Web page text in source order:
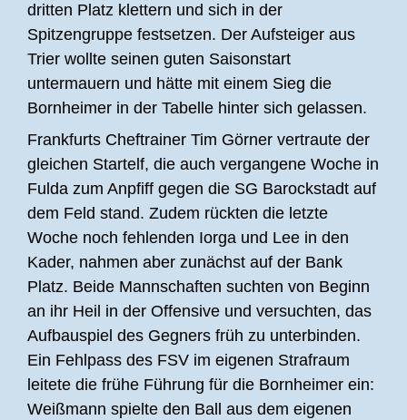
dritten Platz klettern und sich in der
Spitzengruppe festsetzen. Der Aufsteiger aus
Trier wollte seinen guten Saisonstart
untermauern und hätte mit einem Sieg die
Bornheimer in der Tabelle hinter sich gelassen.
Frankfurts Cheftrainer Tim Görner vertraute der
gleichen Startelf, die auch vergangene Woche in
Fulda zum Anpfiff gegen die SG Barockstadt auf
dem Feld stand. Zudem rückten die letzte
Woche noch fehlenden Iorga und Lee in den
Kader, nahmen aber zunächst auf der Bank
Platz. Beide Mannschaften suchten von Beginn
an ihr Heil in der Offensive und versuchten, das
Aufbauspiel des Gegners früh zu unterbinden.
Ein Fehlpass des FSV im eigenen Strafraum
leitete die frühe Führung für die Bornheimer ein:
Weißmann spielte den Ball aus dem eigenen